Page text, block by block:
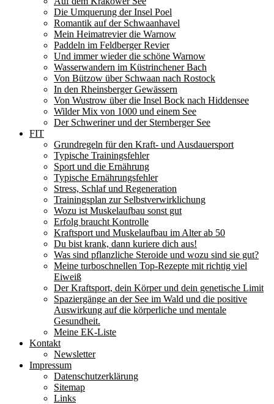
Die Umquerung der Insel Poel
Romantik auf der Schwaanhavel
Mein Heimatrevier die Warnow
Paddeln im Feldberger Revier
Und immer wieder die schöne Warnow
Wasserwandern im Küstrinchener Bach
Von Bützow über Schwaan nach Rostock
In den Rheinsberger Gewässern
Von Wustrow über die Insel Bock nach Hiddensee
Wilder Mix von 1000 und einem See
Der Schweriner und der Sternberger See
FIT
Grundregeln für den Kraft- und Ausdauersport
Typische Trainingsfehler
Sport und die Ernährung
Typische Ernährungsfehler
Stress, Schlaf und Regeneration
Trainingsplan zur Selbstverwirklichung
Wozu ist Muskelaufbau sonst gut
Erfolg braucht Kontrolle
Kraftsport und Muskelaufbau im Alter ab 50
Du bist krank, dann kuriere dich aus!
Was sind pflanzliche Steroide und wozu sind sie gut?
Meine turboschnellen Top-Rezepte mit richtig viel
Eiweiß
Der Kraftsport, dein Körper und dein genetische Limit
Spaziergänge an der See im Wald und die positive
Auswirkung auf die körperliche und mentale
Gesundheit.
Meine EK-Liste
Kontakt
Newsletter
Impressum
Datenschutzerklärung
Sitemap
Links